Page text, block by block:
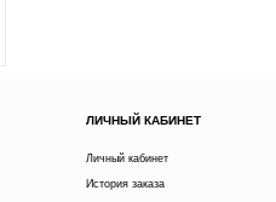
ЛИЧНЫЙ КАБИНЕТ
Личный кабинет
История заказа